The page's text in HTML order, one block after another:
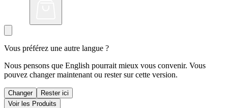
Vous préférez une autre langue ?
Nous pensons que English pourrait mieux vous convenir. Vous
pouvez changer maintenant ou rester sur cette version.
Changer
Rester ici
Voir les Produits